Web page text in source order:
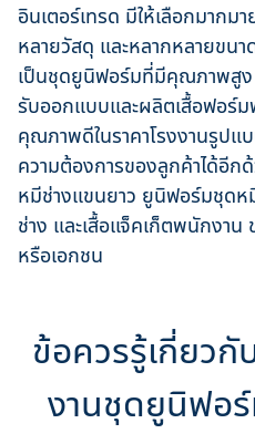
อินเตอร์เทรด มีให้เลือกมากม
หลายวัสดุ และหลากหลายขน
เป็นชุดยูนิฟอร์มที่มีคุณภาพสูง
รับออกแบบและผลิตเสื้อฟอร์
คุณภาพดีในราคาโรงงานรูปแ
ความต้องการของลูกค้าได้อีก
หมีช่างแขนยาว ยูนิฟอร์มชุดห
ช่าง และเสื้อแจ็คเก็ตพนักงาน
หรือเอกชน
ข้อควรรู้เกี่ยวกั
งานชุดยูนิฟอ